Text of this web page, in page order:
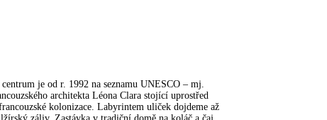
je od r. 1992 na seznamu UNESCO – mj.
architekta Léona Clara stojící uprostřed
kolonizace. Labyrintem uliček dojdeme až